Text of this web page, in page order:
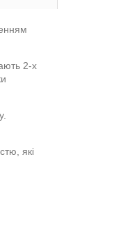
2-х
які